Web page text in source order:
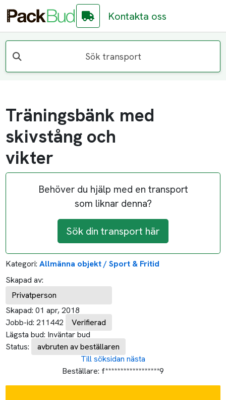
Kontakta oss
Sök transport
Träningsbänk med
skivstång och
vikter
Behöver du hjälp med en transport
som liknar denna?
Sök din transport här
Kategori: Allmänna objekt / Sport & Fritid
Skapad av:
Privatperson
Skapad: 01 apr, 2018
Jobb-id: 211442
Verifierad
Lägsta bud: Inväntar bud
Status:
avbruten av beställaren
Till söksidan nästa
Beställare: f******************9